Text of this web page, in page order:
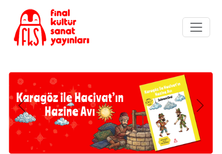
Previous Next